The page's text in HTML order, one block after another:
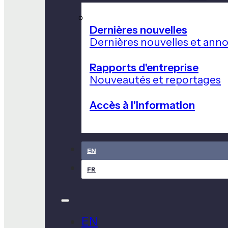
Dernières nouvelles
Dernières nouvelles et
Rapports d'entreprise
Nouveautés et reportages
Accès à l’information
EN
FR
EN